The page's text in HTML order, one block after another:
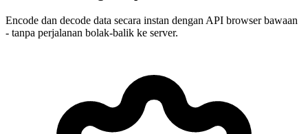
Encode dan decode data secara instan dengan API browser bawaan
- tanpa perjalanan bolak-balik ke server.